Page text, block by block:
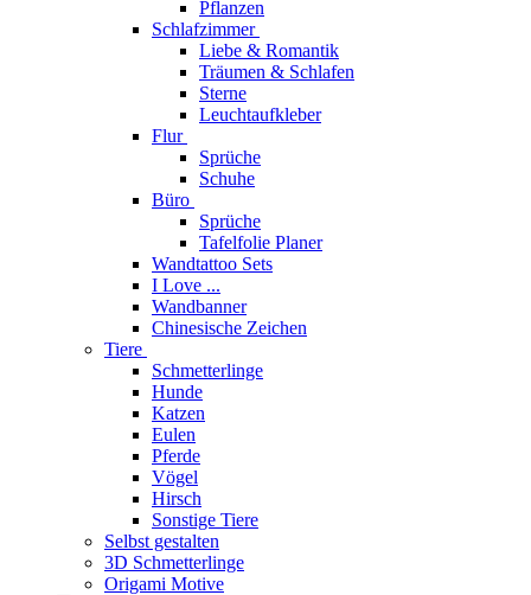
Pflanzen
Schlafzimmer
Liebe & Romantik
Träumen & Schlafen
Sterne
Leuchtaufkleber
Flur
Sprüche
Schuhe
Büro
Sprüche
Tafelfolie Planer
Wandtattoo Sets
I Love ...
Wandbanner
Chinesische Zeichen
Tiere
Schmetterlinge
Hunde
Katzen
Eulen
Pferde
Vögel
Hirsch
Sonstige Tiere
Selbst gestalten
3D Schmetterlinge
Origami Motive